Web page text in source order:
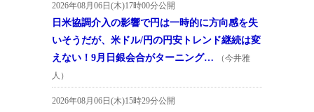
2026年08月06日(木)17時00分公開
日米協調介入の影響で円は一時的に方向感を失
いそうだが、米ドル/円の円安トレンド継続は変
えない！9月日銀会合がターニング…
（今井雅
人）
2026年08月06日(木)15時29分公開